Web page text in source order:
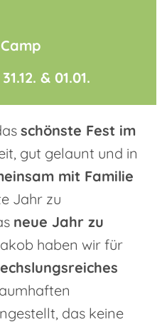
& 01.01.
schönste Fest im
gut gelaunt und in
mit Familie
Jahr zu
neue Jahr zu
haben wir für
das keine